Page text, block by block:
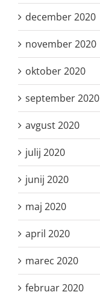
december 2020
november 2020
oktober 2020
september 2020
avgust 2020
julij 2020
junij 2020
maj 2020
april 2020
marec 2020
februar 2020